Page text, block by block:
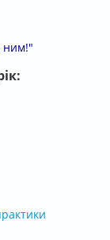
ним!"